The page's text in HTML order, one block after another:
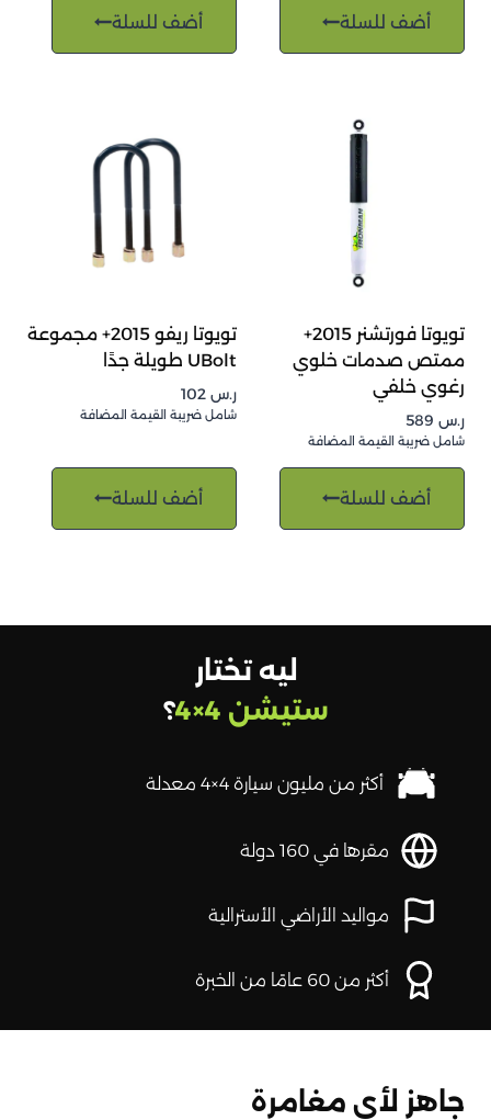
أضف للسلة أضف للسلة
تويوتا فورتشنر 2015+
ممتص صدمات خلوي
رغوي خلفي
ر.س
شامل ضريبة القيمة المضافة
أضف للسلة
تويوتا ريفو 2015+ مجموعة
UBolt طويلة جدًا
ر.س
شامل ضريبة القيمة المضافة
أضف للسلة
ليه تختار
ستيشن 4×4
؟
أكثر من مليون سيارة 4×4 معدلة
مقرها في 160 دولة
مواليد الأراضي الأسترالية
أكثر من 60 عامًا من الخبرة
جاهز لأي مغامرة